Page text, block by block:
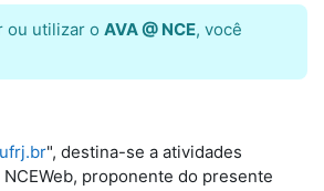
ou utilizar o AVA @ NCE, você
", destina-se a atividades
proponente do presente